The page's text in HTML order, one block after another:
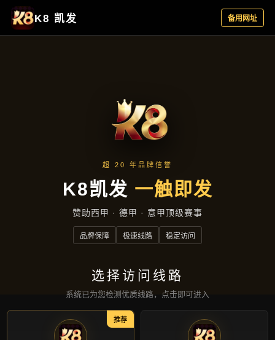
品牌故事
首页 品牌故事